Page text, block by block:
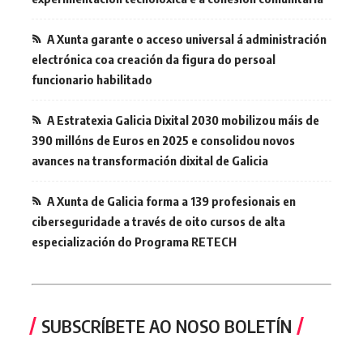
A Xunta garante o acceso universal á administración
electrónica coa creación da figura do persoal
funcionario habilitado
A Estratexia Galicia Dixital 2030 mobilizou máis de
390 millóns de Euros en 2025 e consolidou novos
avances na transformación dixital de Galicia
A Xunta de Galicia forma a 139 profesionais en
ciberseguridade a través de oito cursos de alta
especialización do Programa RETECH
SUBSCRÍBETE AO NOSO BOLETÍN